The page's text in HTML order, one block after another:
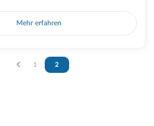
Mehr erfahren
Vous êtes sur la page
1 Vous êtes sur la page
2